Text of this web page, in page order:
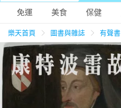
購物網分類
天天免運 美食蛋糕
3C家電
免運 美食 保健
樂天首頁 圖書與雜誌 有聲書